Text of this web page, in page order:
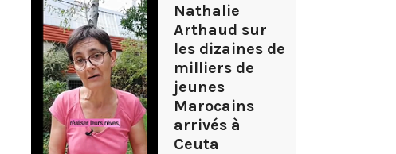
Nathalie
Arthaud sur
les dizaines de
milliers de
jeunes
Marocains
arrivés à
Ceuta